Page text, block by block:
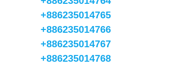
+886235014765
+886235014766
+886235014767
+886235014768